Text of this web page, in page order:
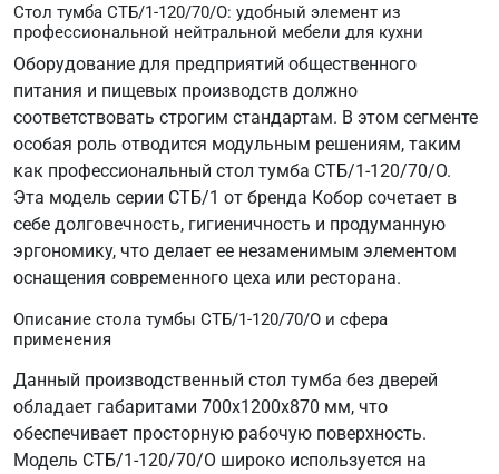
Стол тумба СТБ/1-120/70/О: удобный элемент из
профессиональной нейтральной мебели для кухни
Оборудование для предприятий общественного
питания и пищевых производств должно
соответствовать строгим стандартам. В этом сегменте
особая роль отводится модульным решениям, таким
как профессиональный стол тумба СТБ/1-120/70/О.
Эта модель серии СТБ/1 от бренда Кобор сочетает в
себе долговечность, гигиеничность и продуманную
эргономику, что делает ее незаменимым элементом
оснащения современного цеха или ресторана.
Описание стола тумбы СТБ/1-120/70/О и сфера
применения
Данный производственный стол тумба без дверей
обладает габаритами 700х1200х870 мм, что
обеспечивает просторную рабочую поверхность.
Модель СТБ/1-120/70/О широко используется на